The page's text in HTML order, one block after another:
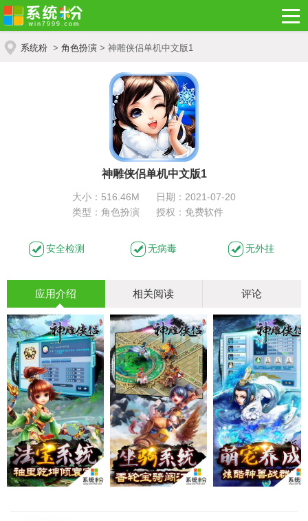
系统粉 > 角色扮演 > 神雕侠侣单机中文版1
神雕侠侣单机中文版1
大小：516.46M
类型：角色扮演
日期：2021-07-20
授权：免费软件
安全检测 无病毒 无外挂
应用介绍 相关阅读 评论